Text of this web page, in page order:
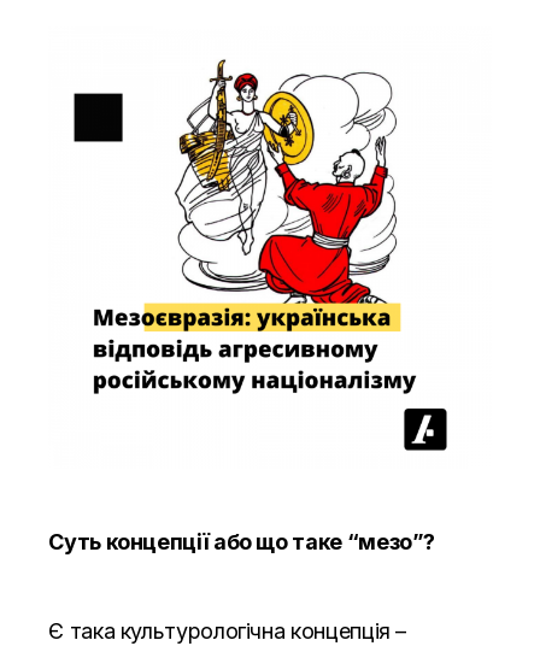
Суть концепції або що таке “мезо”?
Є така культурологічна концепція –